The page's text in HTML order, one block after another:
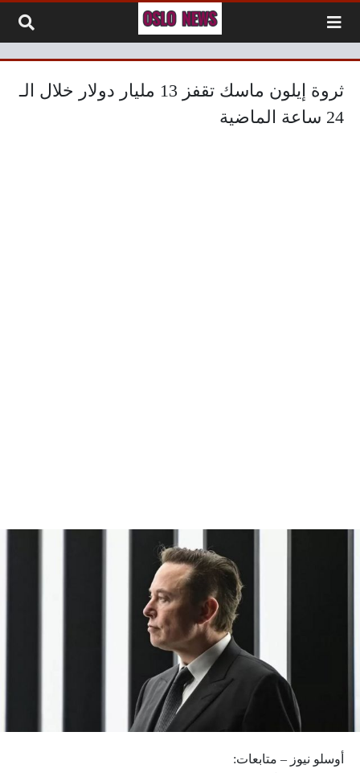
ثروة إيلون ماسك تقفز 13 مليار دولار خلال الـ
24 ساعة الماضية
أوسلو نيوز – متابعات: